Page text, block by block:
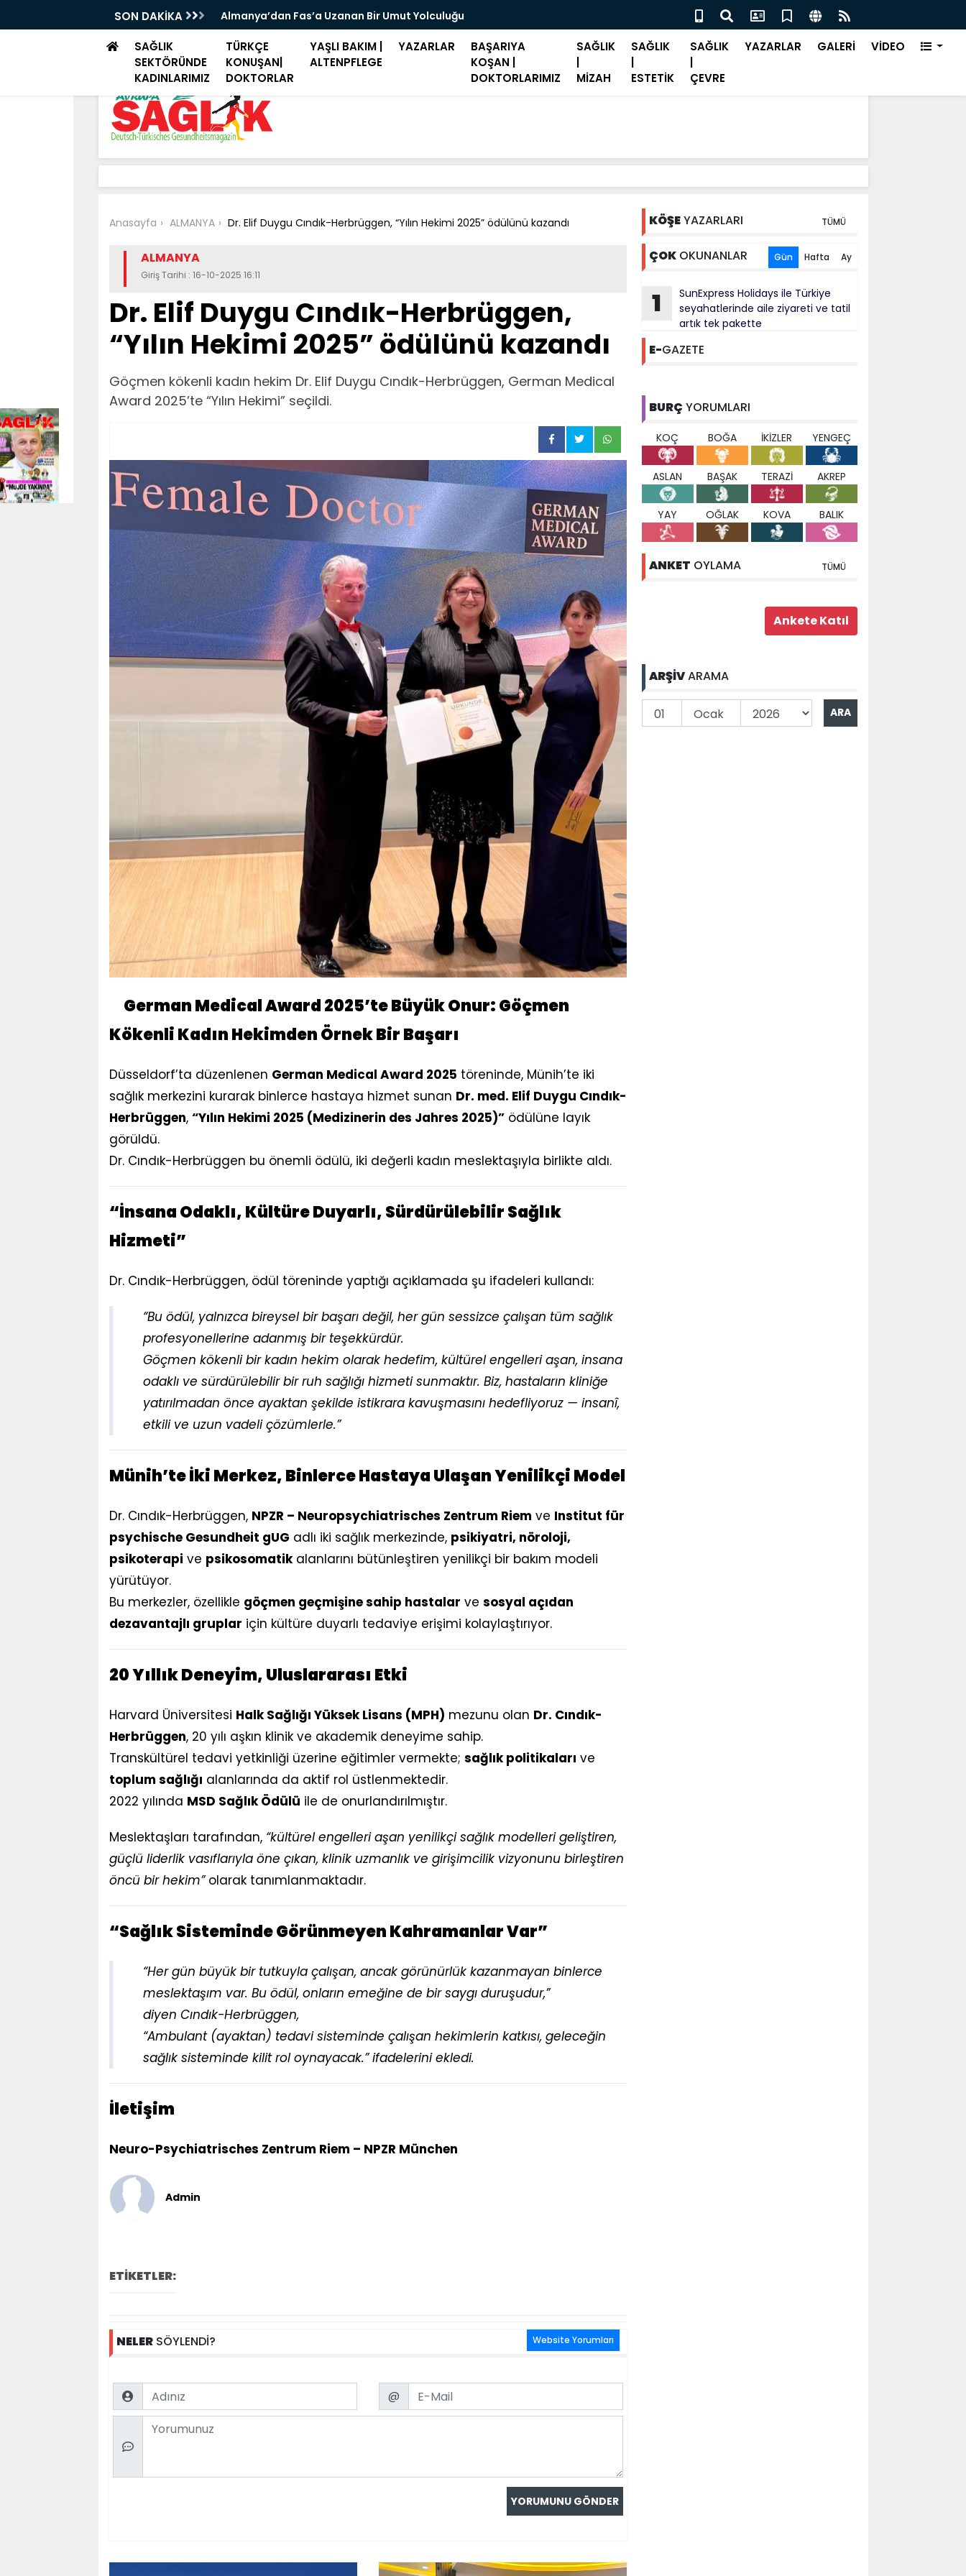
SON DAKİKA
seyahatlerinde aile ziyareti ve tatil Almanya’dan Fas’a Uzanan Bir Umut Yolculuğu Merz: "Hastalık nedeniyle işe devamsızlık önemli bir sorun"
SAĞLIK
SEKTÖRÜNDE
KADINLARIMIZ
TÜRKÇE
KONUŞAN|
DOKTORLAR
YAŞLI BAKIM |
ALTENPFLEGE
YAZARLAR
BAŞARIYA
KOŞAN |
DOKTORLARIMIZ
SAĞLIK
MİZAH
SAĞLIK
ESTETİK
SAĞLIK
ÇEVRE
YAZARLAR GALERİ VİDEO
Anasayfa ALMANYA Dr. Elif Duygu Cındık-Herbrüggen, “Yılın Hekimi 2025” ödülünü kazandı
ALMANYA
Giriş Tarihi : 16-10-2025 16:11
Dr. Elif Duygu Cındık-Herbrüggen,
“Yılın Hekimi 2025” ödülünü kazandı
Göçmen kökenli kadın hekim Dr. Elif Duygu Cındık-Herbrüggen, German Medical
Award 2025’te “Yılın Hekimi” seçildi.
German Medical Award 2025’te Büyük Onur: Göçmen
Kökenli Kadın Hekimden Örnek Bir Başarı
Düsseldorf’ta düzenlenen German Medical Award 2025 töreninde, Münih’te iki
sağlık merkezini kurarak binlerce hastaya hizmet sunan Dr. med. Elif Duygu Cındık-
Herbrüggen, “Yılın Hekimi 2025 (Medizinerin des Jahres 2025)”ödülüne layık
görüldü.
Dr. Cındık-Herbrüggen bu önemli ödülü, iki değerli kadın meslektaşıyla birlikte aldı.
“İnsana Odaklı, Kültüre Duyarlı, Sürdürülebilir Sağlık
Hizmeti”
Dr. Cındık-Herbrüggen, ödül töreninde yaptığı açıklamada şu ifadeleri kullandı:
“Bu ödül, yalnızca bireysel bir başarı değil, her gün sessizce çalışan tüm sağlık
profesyonellerine adanmış bir teşekkürdür.
Göçmen kökenli bir kadın hekim olarak hedefim, kültürel engelleri aşan, insana
odaklı ve sürdürülebilir bir ruh sağlığı hizmeti sunmaktır. Biz, hastaların kliniğe
yatırılmadan önce ayaktan şekilde istikrara kavuşmasını hedefliyoruz — insanî,
etkili ve uzun vadeli çözümlerle.”
Münih’te İki Merkez, Binlerce Hastaya Ulaşan Yenilikçi Model
Dr. Cındık-Herbrüggen, NPZR – Neuropsychiatrisches Zentrum Riem ve Institut für
psychische Gesundheit gUG adlı iki sağlık merkezinde, psikiyatri, nöroloji,
psikoterapi ve psikosomatikalanlarını bütünleştiren yenilikçi bir bakım modeli
yürütüyor.
Bu merkezler, özellikle göçmen geçmişine sahip hastalar ve sosyal açıdan
dezavantajlı gruplar için kültüre duyarlı tedaviye erişimi kolaylaştırıyor.
20 Yıllık Deneyim, Uluslararası Etki
Harvard Üniversitesi Halk Sağlığı Yüksek Lisans (MPH) mezunu olan Dr. Cındık-
Herbrüggen, 20 yılı aşkın klinik ve akademik deneyime sahip.
Transkültürel tedavi yetkinliği üzerine eğitimler vermekte; sağlık politikaları ve
toplum sağlığı alanlarında da aktif rol üstlenmektedir.
2022 yılında MSD Sağlık Ödülü ile de onurlandırılmıştır.
Meslektaşları tarafından, “kültürel engelleri aşan yenilikçi sağlık modelleri geliştiren,
güçlü liderlik vasıflarıyla öne çıkan, klinik uzmanlık ve girişimcilik vizyonunu birleştiren
öncü bir hekim”olarak tanımlanmaktadır.
“Sağlık Sisteminde Görünmeyen Kahramanlar Var”
“Her gün büyük bir tutkuyla çalışan, ancak görünürlük kazanmayan binlerce
meslektaşım var. Bu ödül, onların emeğine de bir saygı duruşudur,”
diyen Cındık-Herbrüggen,
“Ambulant (ayaktan) tedavi sisteminde çalışan hekimlerin katkısı, geleceğin
sağlık sisteminde kilit rol oynayacak.” ifadelerini ekledi.
İletişim
Neuro-Psychiatrisches Zentrum Riem – NPZR München
Admin
ETİKETLER:
NELERSÖYLENDİ? Website Yorumları
Name Email
@
Comment
KÖŞEYAZARLARI TÜMÜ
ÇOKOKUNANLAR Gün Hafta Ay
1
SunExpress Holidays ile Türkiye
seyahatlerinde aile ziyareti ve tatil
artık tek pakette
E-GAZETE
BURÇ YORUMLARI
KOÇ BOĞA İKİZLER YENGEÇ
ASLAN BAŞAK TERAZİ AKREP
YAY OĞLAK KOVA BALIK
ANKET OYLAMA TÜMÜ
ARŞİVARAMA